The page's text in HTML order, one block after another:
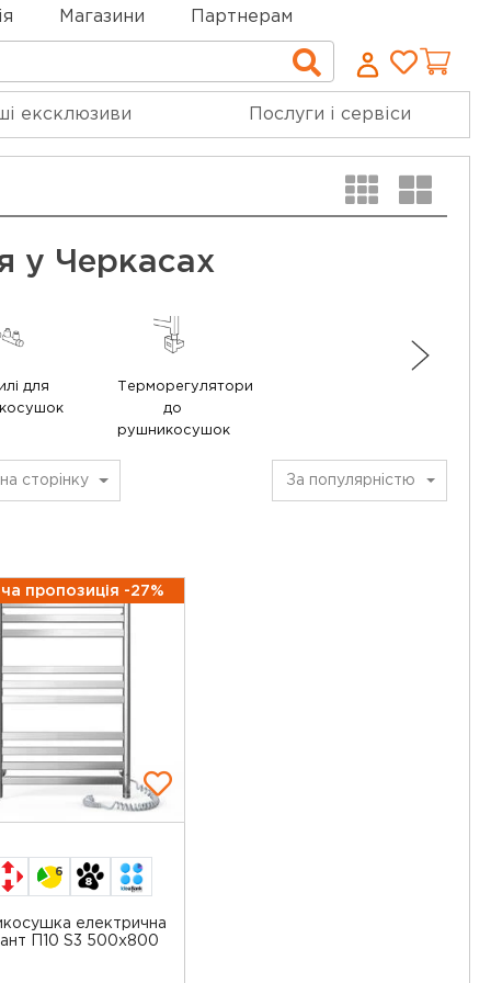
Магазини Партнерам
Пошук
ексклюзиви Послуги і сервіси
у Черкасах
для
Терморегулятори
до
рушникосушок
сторінку За популярністю
пропозиція -27%
6
електрична
П10 S3 500x800